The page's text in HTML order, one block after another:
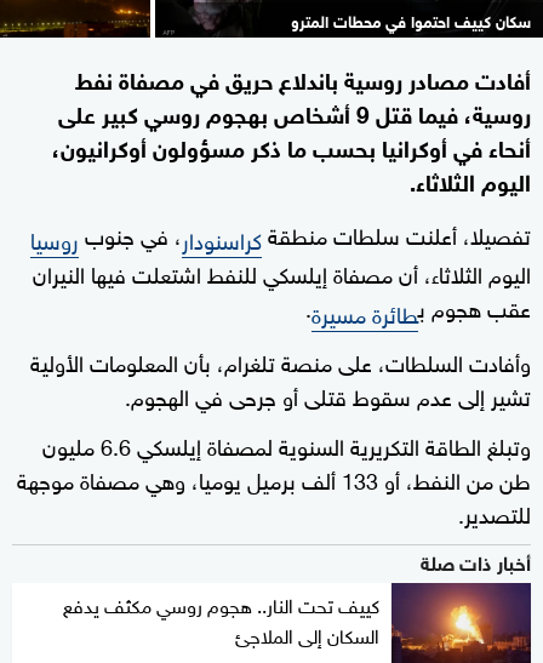
سكان كييف احتموا في محطات المترو
أفادت مصادر روسية باندلاع حريق في مصفاة نفط
روسية، فيما قتل 9 أشخاص بهجوم روسي كبير على
أنحاء في أوكرانيا بحسب ما ذكر مسؤولون أوكرانيون،
اليوم الثلاثاء.
تفصيلا، أعلنت سلطات منطقةكراسنودار، في جنوبروسيا
اليوم الثلاثاء، أن مصفاة إيلسكي للنفط اشتعلت فيها النيران
عقب هجوم بطائرة مسيرة.
وأفادت السلطات، على منصة تلغرام، بأن المعلومات الأولية
تشير إلى عدم سقوط قتلى أو جرحى في الهجوم.
وتبلغ الطاقة التكريرية السنوية لمصفاة إيلسكي 6.6 مليون
طن من النفط، أو 133 ألف برميل يوميا، وهي مصفاة موجهة
للتصدير.
أخبار ذات صلة
كييف تحت النار.. هجوم روسي مكثف يدفع
السكان إلى الملاجئ